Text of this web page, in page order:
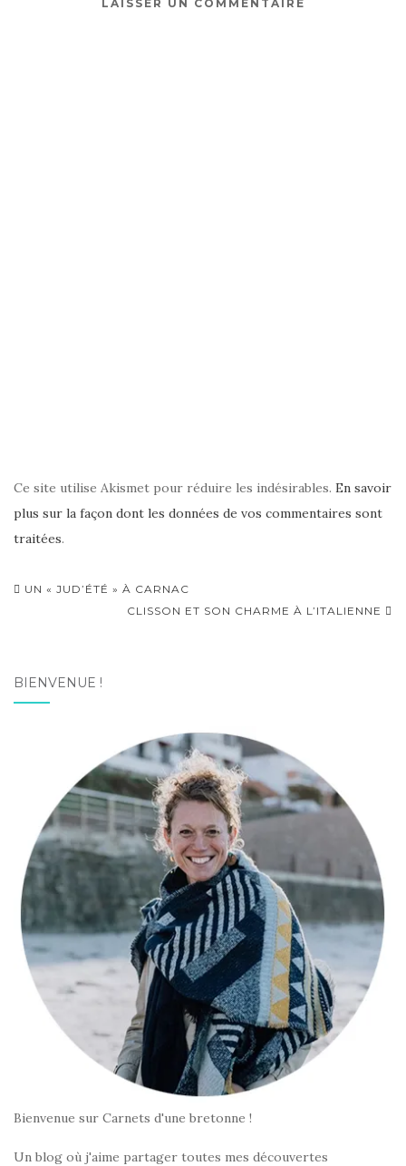
LAISSER UN COMMENTAIRE
Ce site utilise Akismet pour réduire les indésirables. En savoir
plus sur la façon dont les données de vos commentaires sont
traitées.
Navigation
UN « JUD’ÉTÉ » À CARNAC
CLISSON ET SON CHARME À L’ITALIENNE
BIENVENUE !
Bienvenue sur Carnets d'une bretonne !
Un blog où j'aime partager toutes mes découvertes